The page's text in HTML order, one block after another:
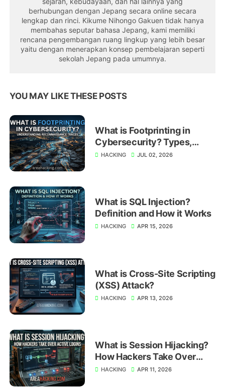
berhubungan dengan Jepang secara online secara
lengkap dan rinci. Kikume Nihongo Gakuen tidak hanya
membahas seputar bahasa Jepang, kami memiliki
rencana pengembangan ruang lingkup yang lebih besar
yaitu dengan menerapkan konsep pembelajaran seperti
sekolah Jepang pada umumnya.
YOU MAY LIKE THESE POSTS
What is Footprinting in
Cybersecurity? Types,
Techniques, and Prevention
HACKING JUL 02, 2026
What is SQL Injection?
Definition and How it Works
HACKING APR 15, 2026
What is Cross-Site Scripting
(XSS) Attack?
HACKING APR 13, 2026
What is Session Hijacking?
How Hackers Take Over
Active Logins
HACKING APR 11, 2026